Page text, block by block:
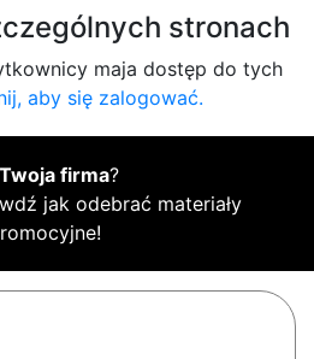
stronach
maja dostęp do tych
aby się zalogować.
firma?
jak odebrać materiały